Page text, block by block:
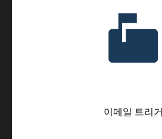
이메일 트리거